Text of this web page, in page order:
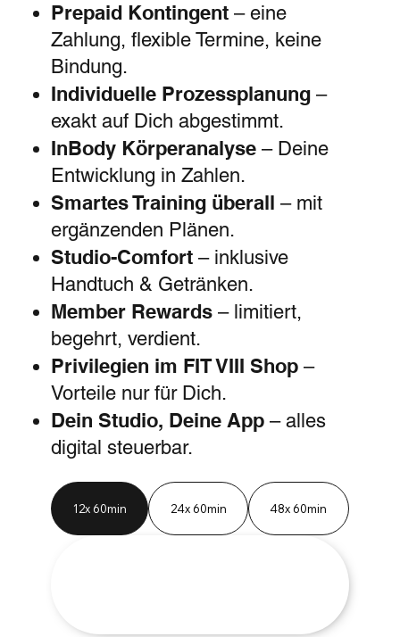
Prepaid Kontingent– eine
Zahlung, flexible Termine, keine
Bindung.
Individuelle Prozessplanung –
exakt auf Dich abgestimmt.
InBody Körperanalyse – Deine
Entwicklung in Zahlen.
Smartes Training überall – mit
ergänzenden Plänen.
Studio-Comfort – inklusive
Handtuch & Getränken.
Member Rewards – limitiert,
begehrt, verdient.
Privilegien im FIT VIII Shop –
Vorteile nur für Dich.
Dein Studio, Deine App – alles
digital steuerbar.
12x 60min 24x 60min 48x 60min